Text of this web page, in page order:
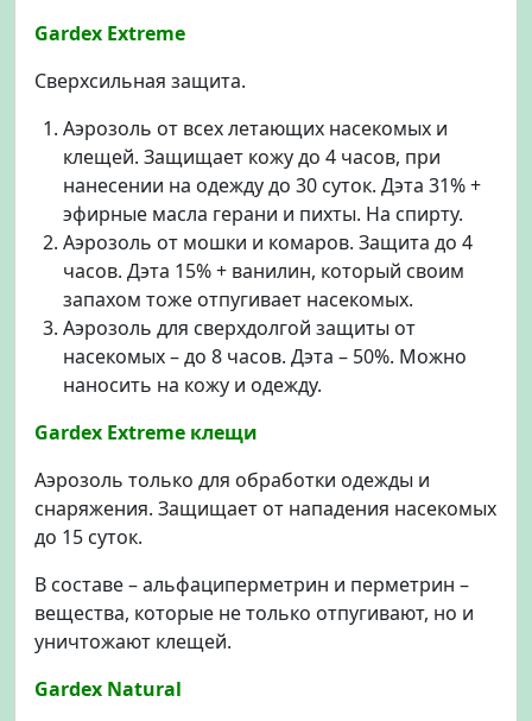
Gardex Extreme
Сверхсильная защита.
Аэрозоль от всех летающих насекомых и
клещей. Защищает кожу до 4 часов, при
нанесении на одежду до 30 суток. Дэта 31% +
эфирные масла герани и пихты. На спирту.
Аэрозоль от мошки и комаров. Защита до 4
часов. Дэта 15% + ванилин, который своим
запахом тоже отпугивает насекомых.
Аэрозоль для сверхдолгой защиты от
насекомых – до 8 часов. Дэта – 50%. Можно
наносить на кожу и одежду.
Gardex Extreme клещи
Аэрозоль только для обработки одежды и
снаряжения. Защищает от нападения насекомых
до 15 суток.
В составе – альфациперметрин и перметрин –
вещества, которые не только отпугивают, но и
уничтожают клещей.
Gardex Natural